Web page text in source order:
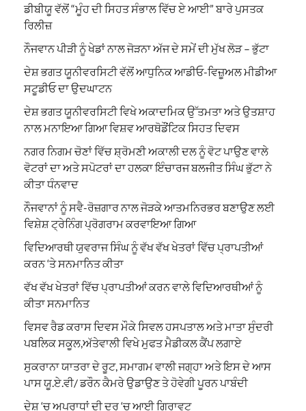
ਡੀਬੀਯੂ ਵੱਲੋਂ “ਮੂੰਹ ਦੀ ਸਿਹਤ ਸੰਭਾਲ ਵਿੱਚ ਏ ਆਈ” ਬਾਰੇ ਪੁਸਤਕ
ਰਿਲੀਜ਼
ਨੌਜਵਾਨ ਪੀੜੀ ਨੂੰ ਖੇਡਾਂ ਨਾਲ ਜੋੜਨਾ ਅੱਜ ਦੇ ਸਮੇਂ ਦੀ ਮੁੱਖ ਲੋੜ – ਭੁੱਟਾ
ਦੇਸ਼ ਭਗਤ ਯੂਨੀਵਰਸਿਟੀ ਵੱਲੋਂ ਆਧੁਨਿਕ ਆਡੀਓ-ਵਿਜ਼ੂਅਲ ਮੀਡੀਆ
ਸਟੂਡੀਓ ਦਾ ਉਦਘਾਟਨ
ਦੇਸ਼ ਭਗਤ ਯੂਨੀਵਰਸਿਟੀ ਵਿਖੇ ਅਕਾਦਮਿਕ ਉੱਤਮਤਾ ਅਤੇ ਉਤਸ਼ਾਹ
ਨਾਲ ਮਨਾਇਆ ਗਿਆ ਵਿਸ਼ਵ ਆਰਥੋਡੌਂਟਿਕ ਸਿਹਤ ਦਿਵਸ
ਨਗਰ ਨਿਗਮ ਚੋਣਾਂ ਵਿੱਚ ਸ਼੍ਰੋਮਣੀ ਅਕਾਲੀ ਦਲ ਨੂੰ ਵੋਟ ਪਾਉਣ ਵਾਲੇ
ਵੋਟਰਾਂ ਦਾ ਅਤੇ ਸਪੋਟਰਾਂ ਦਾ ਹਲਕਾ ਇੰਚਾਰਜ ਬਲਜੀਤ ਸਿੰਘ ਭੁੱਟਾ ਨੇ
ਕੀਤਾ ਧੰਨਵਾਦ
ਨੌਜਵਾਨਾਂ ਨੂੰ ਸਵੈ-ਰੋਜ਼ਗਾਰ ਨਾਲ ਜੋੜਕੇ ਆਤਮਨਿਰਭਰ ਬਣਾਉਣ ਲਈ
ਵਿਸ਼ੇਸ਼ ਟ੍ਰੇਨਿੰਗ ਪ੍ਰੋਗਰਾਮ ਕਰਵਾਇਆ ਗਿਆ
ਵਿਦਿਆਰਥੀ ਯੁਵਰਾਜ ਸਿੰਘ ਨੂੰ ਵੱਖ ਵੱਖ ਖੇਤਰਾਂ ਵਿੱਚ ਪ੍ਰਾਪਤੀਆਂ
ਕਰਨ ‘ਤੇ ਸਨਮਾਨਿਤ ਕੀਤਾ
ਵੱਖ ਵੱਖ ਖੇਤਰਾਂ ਵਿੱਚ ਪ੍ਰਾਪਤੀਆਂ ਕਰਨ ਵਾਲੇ ਵਿਦਿਆਰਥੀਆਂ ਨੂੰ
ਕੀਤਾ ਸਨਮਾਨਿਤ
ਵਿਸਵ ਰੈਡ ਕਰਾਸ ਦਿਵਸ ਮੌਕੇ ਸਿਵਲ ਹਸਪਤਾਲ ਅਤੇ ਮਾਤਾ ਸੁੰਦਰੀ
ਪਬਲਿਕ ਸਕੂਲ,ਅੱਤੇਵਾਲੀ ਵਿਖੇ ਮੁਫਤ ਮੈਡੀਕਲ ਕੈਂਪ ਲਗਾਏ
ਸੁਕਰਾਨਾ ਯਾਤਰਾ ਦੇ ਰੂਟ, ਸਮਾਗਮ ਵਾਲੀ ਜਗ੍ਹਾ ਅਤੇ ਇਸ ਦੇ ਆਸ
ਪਾਸ ਯੂ.ਏ.ਵੀ/ ਡਰੌਨ ਕੈਮਰੇ ਉਡਾਉਣ ਤੇ ਹੋਵੇਗੀ ਪੂਰਨ ਪਾਬੰਦੀ
ਦੇਸ਼ ‘ਚ ਅਪਰਾਧਾਂ ਦੀ ਦਰ ‘ਚ ਆਈ ਗਿਰਾਵਟ